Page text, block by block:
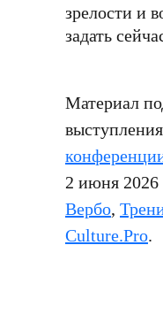
зрелости и
задать
Материал
2 июня 2026
Вербо,
Culture.Pro.